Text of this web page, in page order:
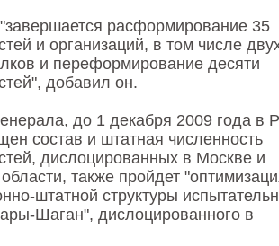
расформирование 35
и организаций, в том числе
и переформирование десяти
добавил он.
до 1 декабря 2009 года в
состав и штатная численность
дислоцированных в Москве и
также пройдет
штатной структуры
Шаган", дислоцированного в